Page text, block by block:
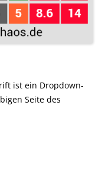
ist ein Dropdown-
Seite des